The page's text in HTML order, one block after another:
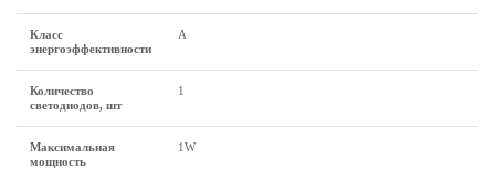
Класс
энергоэффективности
A
Количество
светодиодов, шт
1
Максимальная
мощность
1W